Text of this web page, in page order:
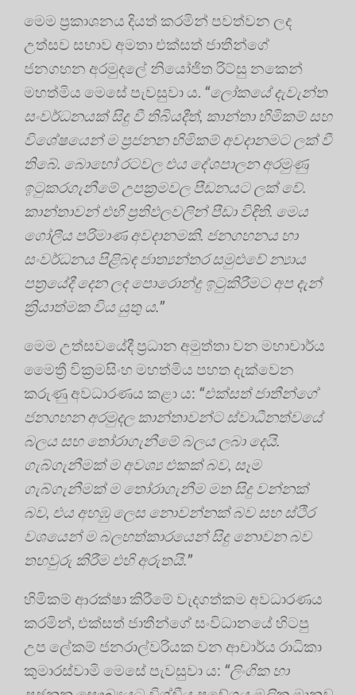
මෙම ප්‍ර‍කාශනය දියත් කරමින් පවත්වන ලද
උත්සව සභාව අමතා එක්සත් ජාතීන්ගේ
ජනගහන අරමුදලේ නියෝජිත රිට්සු නකෙන්
මහත්මිය මෙසේ පැවසුවා ය. “ලෝකයේ දැවැන්ත
සංවර්ධනයක් සිදු වී තිබියදීත්, කාන්තා හිමිකම් සහ
විශේෂයෙන් ම ප්‍ර‍ජනන හිමිකම් අවදානමට ලක් වී
තිබේ. බොහෝ රටවල එය දේශපාලන අරමුණු
ඉටුකරගැනීමේ උපක්‍ර‍මවල පීඩනයට ලක් වේ.
කාන්තාවන් එහි ප්‍ර‍තිඵලවලින් පීඩා විඳිති. මෙය
ගෝලීය පරිමාණ අවදානමකි. ජනගහනය හා
සංවර්ධනය පිළිබඳ ජාත්‍යන්තර සමුළුවේ න්‍යාය
පත්‍රයේදී දෙන ලද පොරොන්දු ඉටුකිරීමට අප දැන්
ක්‍රියාත්මක විය යුතු ය.”
මෙම උත්සවයේදී ප්‍ර‍ධාන අමුත්තා වන මහාචාර්ය
මෛත්‍රී වික්‍ර‍මසිංහ මහත්මිය පහත දැක්වෙන
කරුණු අවධාරණය කළා ය: “එක්සත් ජාතීන්ගේ
ජනගහන අරමුදල කාන්තාවන්ට ස්වාධීනත්වයේ
බලය සහ තෝරාගැනීමේ බලය ලබා දෙයි.
ගැබ්ගැනීමක් ම අවශ්‍ය එකක් බව, සෑම
ගැබ්ගැනීමක් ම තෝරාගැනීම මත සිදු වන්නක්
බව, එය අහඹු ලෙස නොවන්නක් බව සහ ස්ථිර
වශයෙන් ම බලහත්කාරයෙන් සිදු නොවන බව
තහවුරු කිරීම එහි අරුතයි.”
හිමිකම් ආරක්ෂා කිරීමේ වැදගත්කම අවධාරණය
කරමින්, එක්සත් ජාතීන්ගේ සංවිධානයේ හිටපු
උප ලේකම් ජනරාල්වරියක වන ආචාර්ය රාධිකා
කුමාරස්වාමි මෙසේ පැවසුවා ය: “ලිංගික හා